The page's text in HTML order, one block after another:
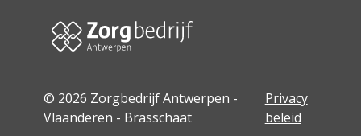
© 2026 Zorgbedrijf Antwerpen -
Vlaanderen - Brasschaat
Privacy
beleid